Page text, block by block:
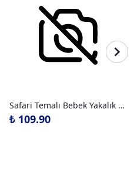
Safari Temalı Bebek Yakalık Önlük
₺ 109.90